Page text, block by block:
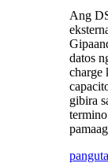
Ang
datos
charge
gibira